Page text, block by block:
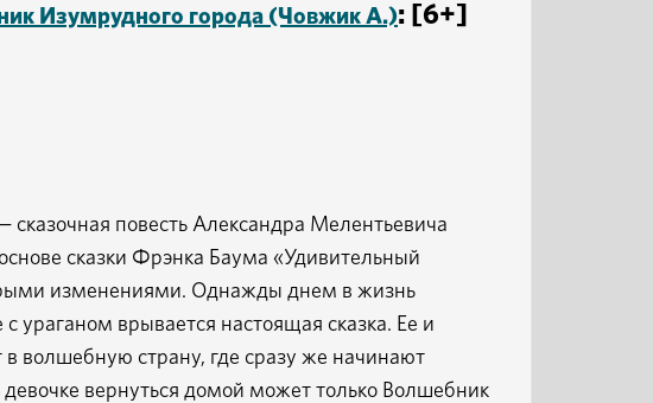
Изумрудного города (Човжик А.): [6+]
повесть Александра Мелентьевича
сказки Фрэнка Баума «Удивительный
изменениями. Однажды днем в жизнь
ураганом врывается настоящая сказка. Ее и
в волшебную страну, где сразу же начинают
вернуться домой может только Волшебник